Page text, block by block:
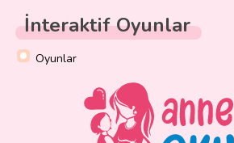
İnteraktif Oyunlar
Oyunlar